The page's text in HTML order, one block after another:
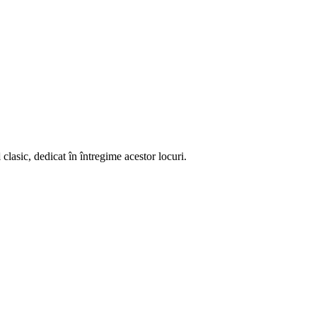
dedicat în întregime acestor locuri.